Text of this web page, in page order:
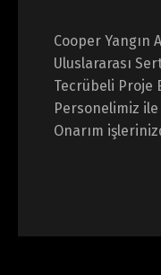
Cooper Yangın
Uluslararası
Tecrübeli Proje
Personelimiz
Onarım